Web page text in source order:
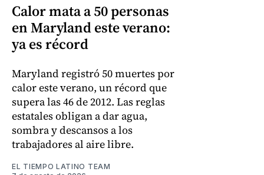
Calor mata a 50 personas
en Maryland este verano:
ya es récord
Maryland registró 50 muertes por
calor este verano, un récord que
supera las 46 de 2012. Las reglas
estatales obligan a dar agua,
sombra y descansos a los
trabajadores al aire libre.
EL TIEMPO LATINO TEAM